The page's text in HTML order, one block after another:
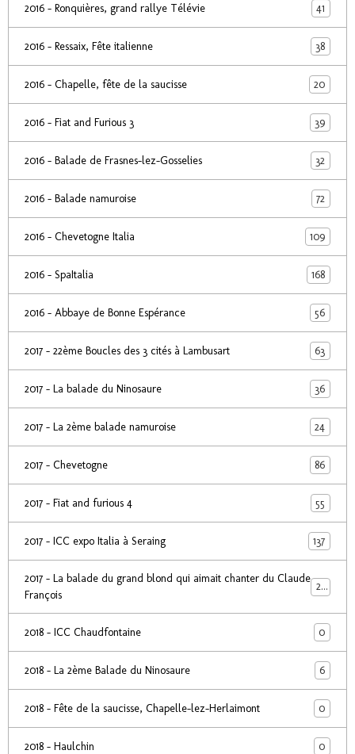
2016 - Ronquières, grand rallye Télévie 41
2016 - Ressaix, Fête italienne 38
2016 - Chapelle, fête de la saucisse 20
2016 - Fiat and Furious 3 39
2016 - Balade de Frasnes-lez-Gosselies 32
2016 - Balade namuroise 72
2016 - Chevetogne Italia 109
2016 - SpaItalia 168
2016 - Abbaye de Bonne Espérance 56
2017 - 22ème Boucles des 3 cités à Lambusart 63
2017 - La balade du Ninosaure 36
2017 - La 2ème balade namuroise 24
2017 - Chevetogne 86
2017 - Fiat and furious 4 55
2017 - ICC expo Italia à Seraing 137
2017 - La balade du grand blond qui aimait chanter du Claude
François
24
2018 - ICC Chaudfontaine 0
2018 - La 2ème Balade du Ninosaure 6
2018 - Fête de la saucisse, Chapelle-lez-Herlaimont 0
2018 - Haulchin 0